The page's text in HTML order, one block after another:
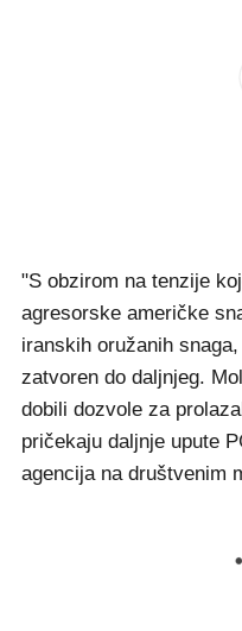
"S obzirom na tenzije
agresorske američke
iranskih oružanih
zatvoren do daljnjeg.
dobili dozvole za
pričekaju daljnje upute
agencija na društvenim